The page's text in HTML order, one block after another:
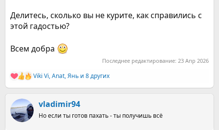
Делитесь, сколько вы не курите, как справились с
этой гадостью?
Всем добра
Последнее редактирование: 23 Апр 2026
Р
е
к
ц
и
Viki Vi,Anat,Янь и 8 других
vladimir94
Но если ты готов пахать - ты получишь всё